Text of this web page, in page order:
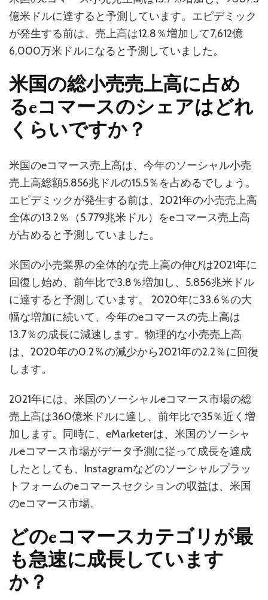
億米ドルに達すると予測しています。エピデミック
が発生する前は、売上高は12.8％増加して7,612億
6,000万米ドルになると予測していました。
米国の総小売売上高に占め
るeコマースのシェアはどれ
くらいですか？
米国のeコマース売上高は、今年のソーシャル小売
売上高総額5.856兆ドルの15.5％を占めるでしょう。
エピデミックが発生する前は、2021年の小売売上高
全体の13.2％（5.779兆米ドル）をeコマース売上高
が占めると予測していました。
米国の小売業界の全体的な売上高の伸びは2021年に
回復し始め、前年比で3.8％増加し、5.856兆米ドル
に達すると予測しています。 2020年に33.6％の大
幅な増加に続いて、今年のeコマースの売上高は
13.7％の成長に減速します。物理的な小売売上高
は、2020年の0.2％の減少から2021年の2.2％に回復
します。
2021年には、米国のソーシャルeコマース市場の総
売上高は360億米ドルに達し、前年比で35％近く増
加します。同時に、eMarketerは、米国のソーシャ
ルeコマース市場がデータ予測に従って成長を達成
したとしても、Instagramなどのソーシャルプラッ
トフォームのeコマースセクションの収益は、米国
のeコマース市場。
どのeコマースカテゴリが最
も急速に成長しています
か？